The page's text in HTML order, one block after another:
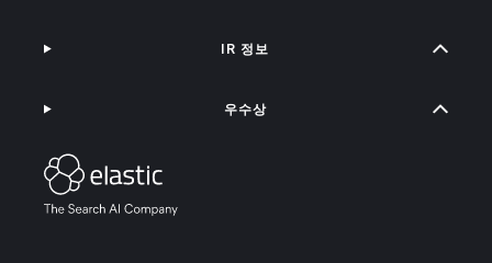
IR 정보
우수상